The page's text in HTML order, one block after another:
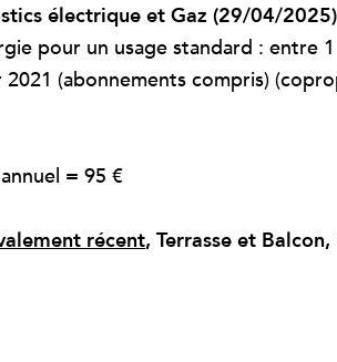
électrique et Gaz (29/04/
pour un usage standard : entre
(abonnements compris)
= 95 €
récent, Terrasse et